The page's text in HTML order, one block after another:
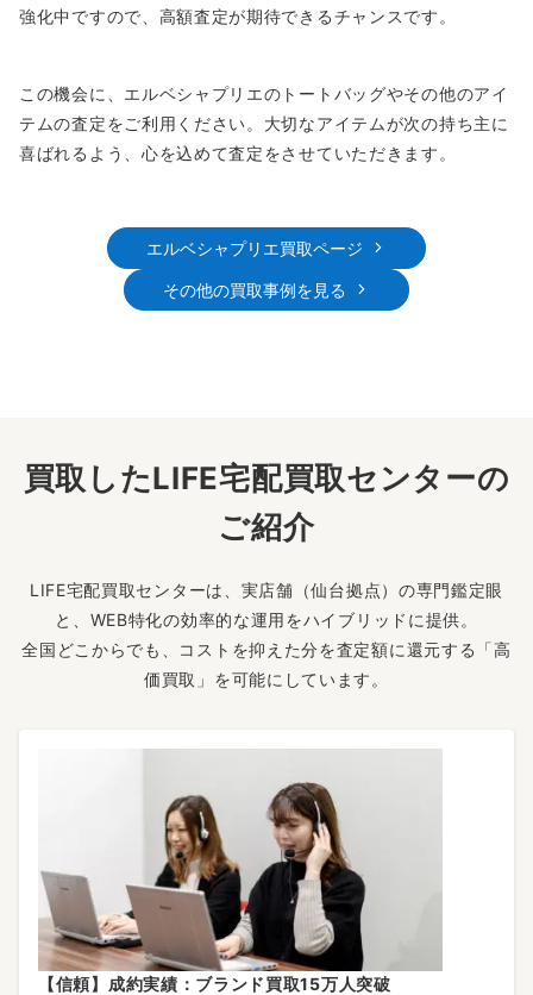
強化中ですので、高額査定が期待できるチャンスです。
この機会に、エルベシャプリエのトートバッグやその他のアイ
テムの査定をご利用ください。大切なアイテムが次の持ち主に
喜ばれるよう、心を込めて査定をさせていただきます。
エルベシャプリエ買取ページ
その他の買取事例を見る
買取したLIFE宅配買取センターの
ご紹介
LIFE宅配買取センターは、実店舗（仙台拠点）の専門鑑定眼
と、WEB特化の効率的な運用をハイブリッドに提供。
全国どこからでも、コストを抑えた分を査定額に還元する「高
価買取」を可能にしています。
【信頼】成約実績：ブランド買取15万人突破